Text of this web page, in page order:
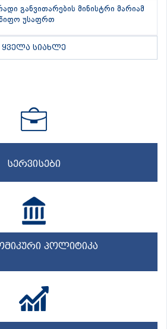
განვითარების მინისტრი მარიამ
უსაფრთ
ყველა სიახლე
სერვისები
პოლიტიკა